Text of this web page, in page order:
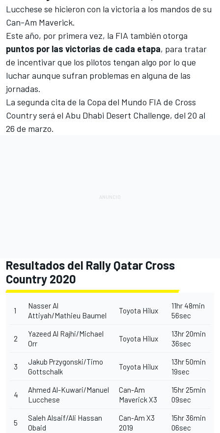
Lucchese se hicieron con la victoria a los mandos de su
Can-Am Maverick.
Este año, por primera vez, la FIA también otorga
puntos por las victorias de cada etapa, para tratar
de incentivar que los pilotos tengan algo por lo que
luchar aunque sufran problemas en alguna de las
jornadas.
La segunda cita de la Copa del Mundo FIA de Cross
Country será el Abu Dhabi Desert Challenge, del 20 al
26 de marzo.
Resultados del Rally Qatar Cross
Country 2020
1
Nasser Al
Attiyah/Mathieu Baumel
Toyota Hilux
11hr 48min
56sec
2
Yazeed Al Rajhi/Michael
Orr
Toyota Hilux
13hr 20min
36sec
3
Jakub Przygonski/Timo
Gottschalk
Toyota Hilux
13hr 50min
19sec
4
Ahmed Al-Kuwari/Manuel
Lucchese
Can-Am
Maverick X3
15hr 25min
09sec
5
Saleh Alsaif/Ali Hassan
Obaid
Can-Am X3
2019
15hr 36min
06sec